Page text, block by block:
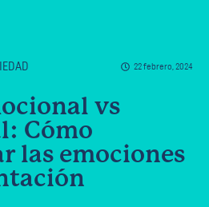
22 febrero, 2024
vs
Cómo
las emociones